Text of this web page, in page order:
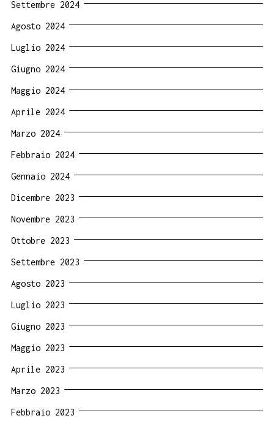
Settembre 2024
Agosto 2024
Luglio 2024
Giugno 2024
Maggio 2024
Aprile 2024
Marzo 2024
Febbraio 2024
Gennaio 2024
Dicembre 2023
Novembre 2023
Ottobre 2023
Settembre 2023
Agosto 2023
Luglio 2023
Giugno 2023
Maggio 2023
Aprile 2023
Marzo 2023
Febbraio 2023